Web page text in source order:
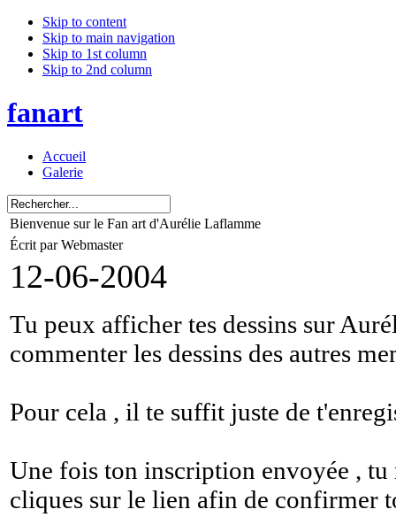
Skip to content
Skip to main navigation
Skip to 1st column
Skip to 2nd column
fanart
Accueil
Galerie
Bienvenue sur le Fan art d'Aurélie Laflamme
Écrit par Webmaster
12-06-2004
Tu peux afficher tes dessins sur
commenter les dessins des autres
Pour cela , il te suffit juste de
Une fois ton inscription envoyée ,
cliques sur le lien afin de confirmer